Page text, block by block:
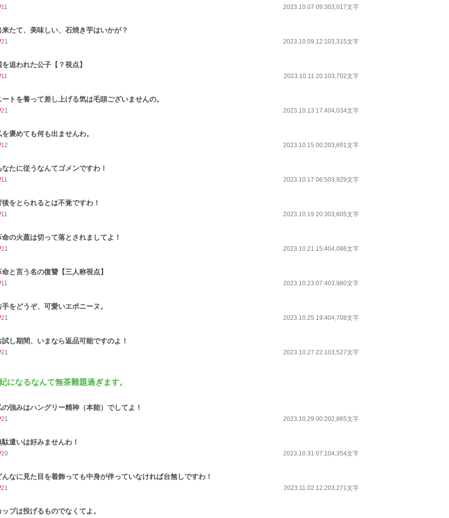
11 2023.10.07 09:303,017文字
来たて、美味しい、石焼き芋はいかが？
21 2023.10.09 12:103,315文字
を追われた公子【？視点】
11 2023.10.11 20:103,702文字
ートを養って差し上げる気は毛頭ございませんの。
21 2023.10.13 17:404,034文字
を褒めても何も出ませんわ。
12 2023.10.15 00:203,691文字
なたに従うなんてゴメンですわ！
11 2023.10.17 06:503,929文字
後をとられるとは不覚ですわ！
11 2023.10.19 20:303,605文字
命の火蓋は切って落とされましてよ！
21 2023.10.21 15:404,086文字
命と言う名の復讐【三人称視点】
11 2023.10.23 07:403,980文字
手をどうぞ、可愛いエポニーヌ。
21 2023.10.25 19:404,708文字
試し期間、いまなら返品可能ですのよ！
21 2023.10.27 22:103,527文字
になるなんて無茶難題過ぎます。
の強みはハングリー精神（本能）でしてよ！
21 2023.10.29 00:202,865文字
駄遣いは好みませんわ！
20 2023.10.31 07:104,354文字
んなに見た目を着飾っても中身が伴っていなければ台無しですわ！
21 2023.11.02 12:203,271文字
ップは投げるものでなくてよ。